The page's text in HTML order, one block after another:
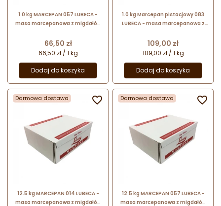
1.0 kg MARCEPAN 057 LUBECA -
masa marcepanowa z migdałów
Cena
66,50 zł
66,50 zł / 1 kg
Dodaj do koszyka
1.0 kg Marcepan pistacjowy 083
LUBECA - masa marcepanowa z
Cena
109,00 zł
109,00 zł / 1 kg
Dodaj do koszyka
Darmowa dostawa
12.5 kg MARCEPAN 014 LUBECA -
masa marcepanowa z migdałów
 Darmowa dostawa
12.5 kg MARCEPAN 057 LUBECA -
masa marcepanowa z migdałów
